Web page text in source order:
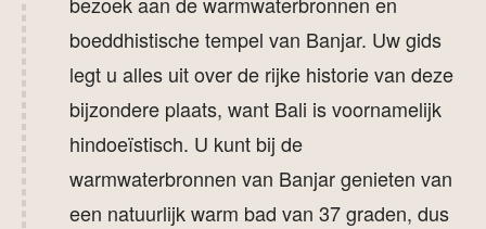
boeddhistische tempel van Banjar. Uw gids
legt u alles uit over de rijke historie van deze
bijzondere plaats, want Bali is voornamelijk
hindoeïstisch. U kunt bij de
warmwaterbronnen van Banjar genieten van
een natuurlijk warm bad van 37 graden, dus